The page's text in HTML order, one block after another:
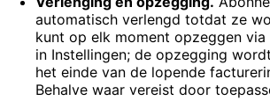
automatisch verlengd totdat ze
kunt op elk moment opzeggen
in Instellingen; de opzegging
het einde van de lopende
Behalve waar vereist door